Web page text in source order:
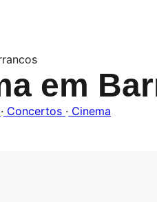
em
· Concertos · Cinema